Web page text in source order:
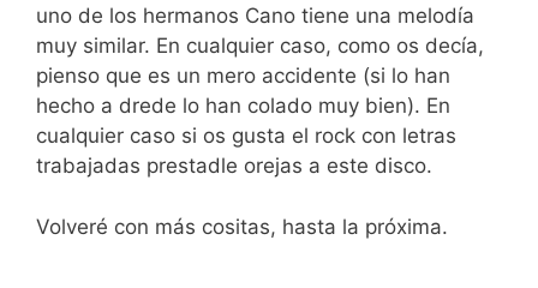
uno de los hermanos Cano tiene una melodía
muy similar. En cualquier caso, como os decía,
pienso que es un mero accidente (si lo han
hecho a drede lo han colado muy bien). En
cualquier caso si os gusta el rock con letras
trabajadas prestadle orejas a este disco.
Volveré con más cositas, hasta la próxima.